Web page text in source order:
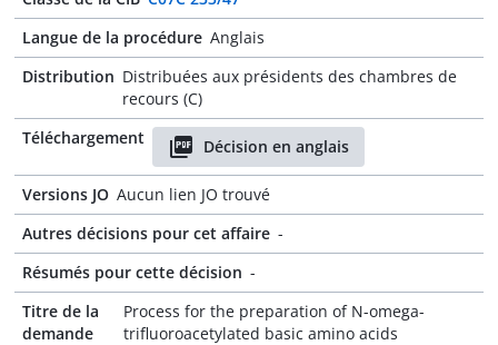
Langue de la procédure Anglais
Distribution Distribuées aux présidents des chambres de
recours (C)
Téléchargement
Décision en anglais
Versions JO Aucun lien JO trouvé
Autres décisions pour cet affaire -
Résumés pour cette décision -
Titre de la
demande
Process for the preparation of N-omega-
trifluoroacetylated basic amino acids